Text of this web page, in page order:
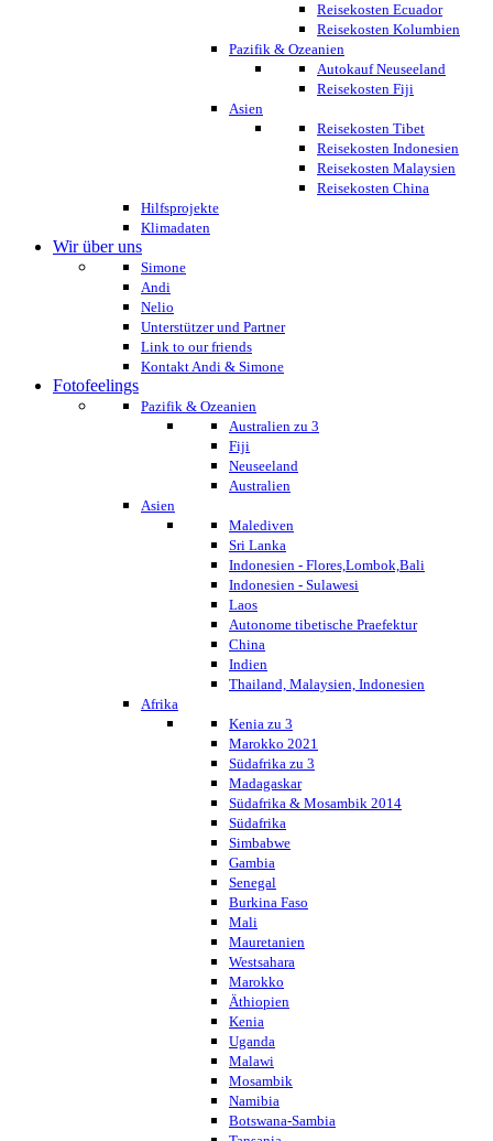
Reisekosten Ecuador
Reisekosten Kolumbien
Pazifik & Ozeanien
Autokauf Neuseeland
Reisekosten Fiji
Asien
Reisekosten Tibet
Reisekosten Indonesien
Reisekosten Malaysien
Reisekosten China
Hilfsprojekte
Klimadaten
Wir über uns
Simone
Andi
Nelio
Unterstützer und Partner
Link to our friends
Kontakt Andi & Simone
Fotofeelings
Pazifik & Ozeanien
Australien zu 3
Fiji
Neuseeland
Australien
Asien
Malediven
Sri Lanka
Indonesien - Flores,Lombok,Bali
Indonesien - Sulawesi
Laos
Autonome tibetische Praefektur
China
Indien
Thailand, Malaysien, Indonesien
Afrika
Kenia zu 3
Marokko 2021
Südafrika zu 3
Madagaskar
Südafrika & Mosambik 2014
Südafrika
Simbabwe
Gambia
Senegal
Burkina Faso
Mali
Mauretanien
Westsahara
Marokko
Äthiopien
Kenia
Uganda
Malawi
Mosambik
Namibia
Botswana-Sambia